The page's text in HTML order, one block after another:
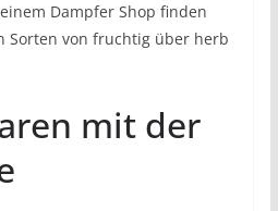
Dampfer Shop finden
Sorten von fruchtig über herb
mit der